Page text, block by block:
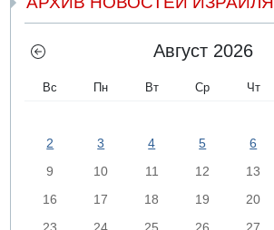
Август 2026
Вс Пн Вт Ср Чт
2
3 4 5 6
9
10 11 12 13
16
17 18 19 20